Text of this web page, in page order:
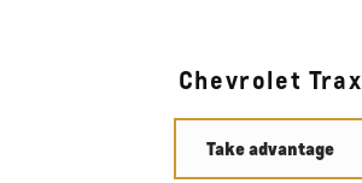
Chevrolet Trax
Take advantage